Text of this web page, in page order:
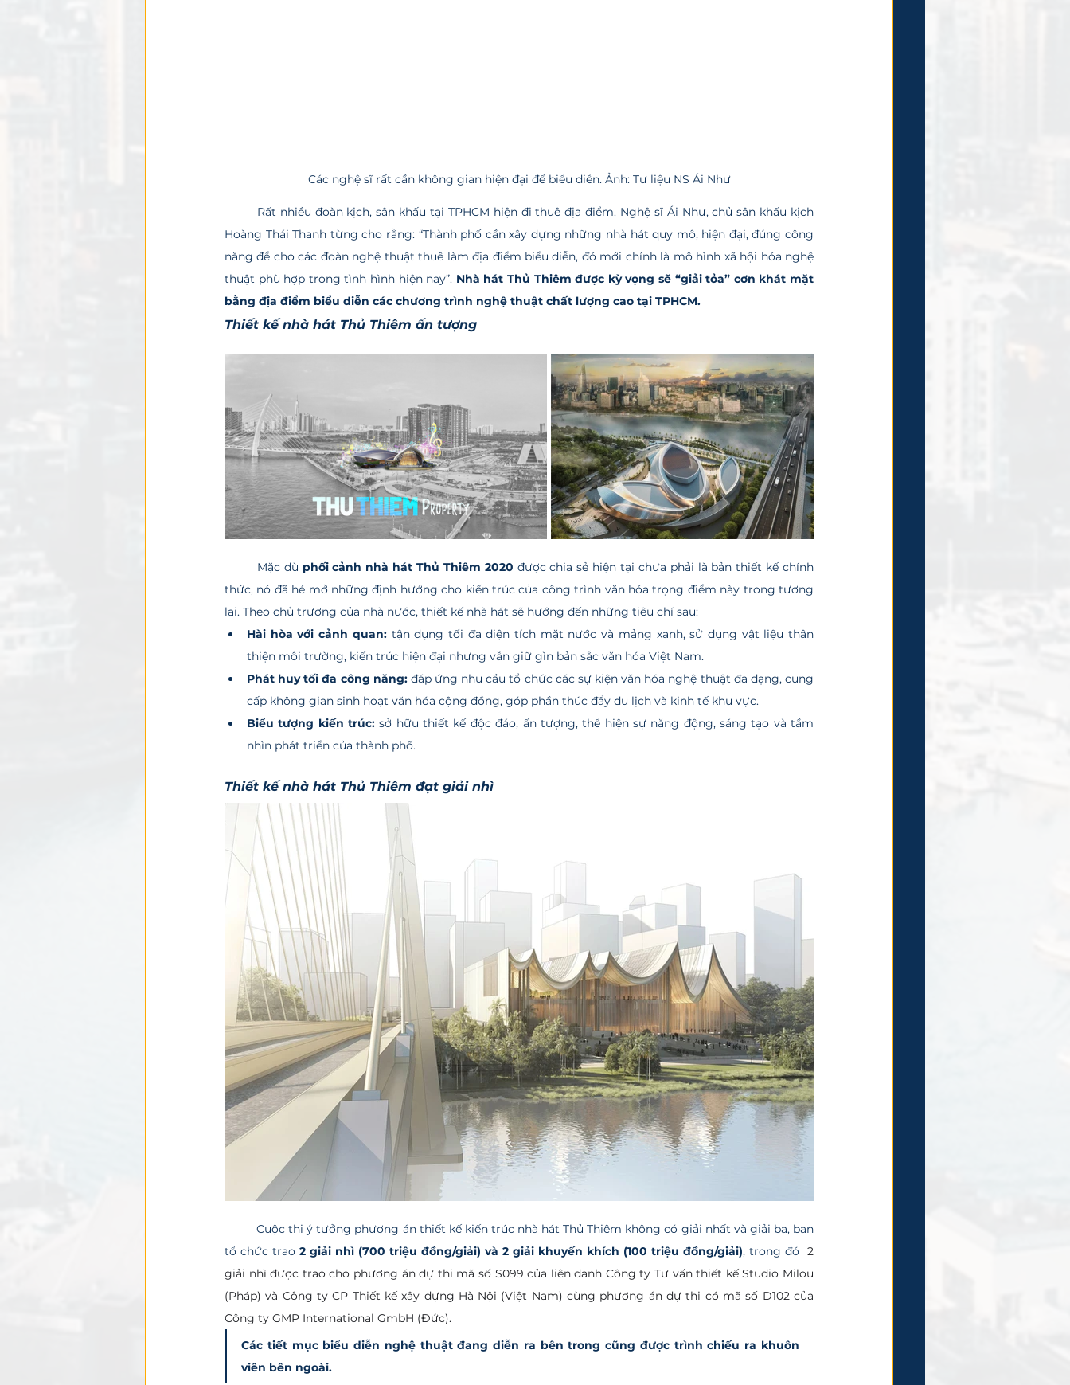
Các nghệ sĩ rất cần không gian hiện đại để biểu diễn. Ảnh: Tư liệu NS Ái Như
Hoàng Thái Thanh từng cho rằng: “Thành phố cần xây dựng những nhà hát quy mô, hiện đại, đúng công
năng để cho các đoàn nghệ thuật thuê làm địa điểm biểu diễn, đó mới chính là mô hình xã hội hóa nghệ
thuật phù hợp trong tình hình hiện nay”. Nhà hát Thủ Thiêm được kỳ vọng sẽ “giải tỏa” cơn khát mặt
bằng địa điểm biểu diễn các chương trình nghệ thuật chất lượng cao tại TPHCM.
Thiết kế nhà hát Thủ Thiêm ấn tượng
	Mặc dù
phối cảnh nhà hát Thủ Thiêm 2020 được chia sẻ hiện tại chưa phải là bản thiết kế chính
thức, nó đã hé mở những định hướng cho kiến trúc của công trình văn hóa trọng điểm này trong tương
lai. Theo chủ trương của nhà nước, thiết kế nhà hát sẽ hướng đến những tiêu chí sau:
Hài hòa với cảnh quan: tận dụng tối đa diện tích mặt nước và mảng xanh, sử dụng vật liệu thân
thiện môi trường, kiến trúc hiện đại nhưng vẫn giữ gìn bản sắc văn hóa Việt Nam.
Phát huy tối đa công năng: đáp ứng nhu cầu tổ chức các sự kiện văn hóa nghệ thuật đa dạng, cung
cấp không gian sinh hoạt văn hóa cộng đồng, góp phần thúc đẩy du lịch và kinh tế khu vực.
Biểu tượng kiến trúc: sở hữu thiết kế độc đáo, ấn tượng, thể hiện sự năng động, sáng tạo và tầm
nhìn phát triển của thành phố.
Thiết kế nhà hát Thủ Thiêm đạt giải nhì
	Cuộc thi ý tưởng phương án thiết kế kiến trúc nhà hát Thủ Thiêm không có giải nhất và giải ba, ban
tổ chức trao 2 giải nhì (700 triệu đồng/giải) và 2 giải khuyến khích (100 triệu đồng/giải), trong đó 2
giải nhì được trao cho phương án dự thi mã số S099 của liên danh Công ty Tư vấn thiết kế Studio Milou
(Pháp) và Công ty CP Thiết kế xây dựng Hà Nội (Việt Nam) cùng phương án dự thi có mã số D102 của
Công ty GMP International GmbH (Đức).
Các tiết mục biểu diễn nghệ thuật đang diễn ra bên trong cũng được trình chiếu ra khuôn
viên bên ngoài.